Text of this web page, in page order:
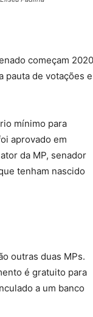
começam 2020
pauta de votações e
mínimo para
aprovado em
da MP, senador
tenham nascido
outras duas MPs.
é gratuito para
a um banco